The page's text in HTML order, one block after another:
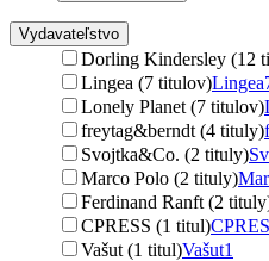
Vydavateľstvo
Dorling Kindersley (12
Lingea (7 titulov)Lingea
Lonely Planet (7 titulov)
freytag&berndt (4 tituly)
Svojtka&Co. (2 tituly)
Marco Polo (2 tituly)
Ferdinand Ranft (2
CPRESS (1 titul)
Vašut (1 titul)Vašut1